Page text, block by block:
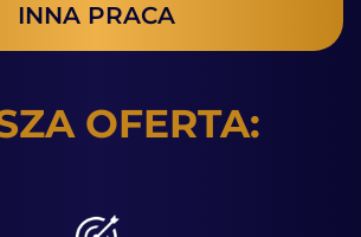
INNA PRACA
OFERTA: